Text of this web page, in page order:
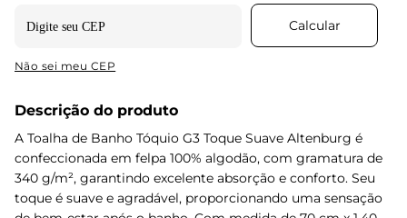
Não sei meu CEP
Descrição do produto
A Toalha de Banho Tóquio G3 Toque Suave Altenburg é
confeccionada em felpa 100% algodão, com gramatura de
340 g/m², garantindo excelente absorção e conforto. Seu
toque é suave e agradável, proporcionando uma sensação